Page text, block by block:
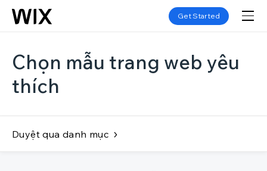
Get Started
Chọn mẫu trang web yêu
thích
Duyệt qua danh mục